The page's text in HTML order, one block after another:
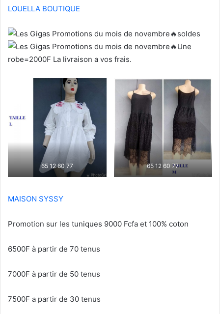
LOUELLA BOUTIQUE
soldes
Une
robe=2000F La livraison a vos frais.
65 12 60 77 65 12 60 77
MAISON SYSSY
Promotion sur les tuniques 9000 Fcfa et 100% coton
6500F à partir de 70 tenus
7000F à partir de 50 tenus
7500F a partir de 30 tenus